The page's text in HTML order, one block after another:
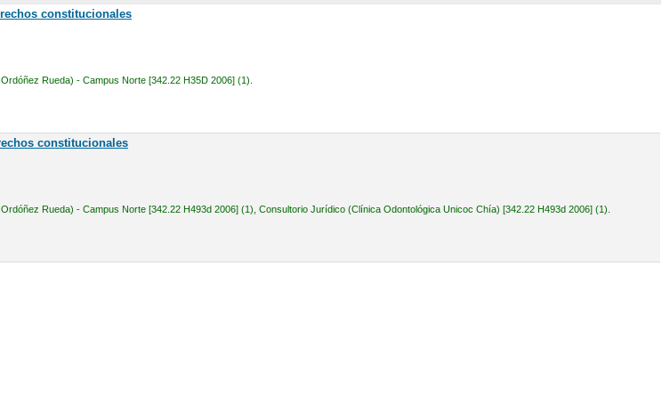
constitucionales
Rueda) - Campus Norte [342.22 H35D 2006] (1).
constitucionales
Rueda) - Campus Norte [342.22 H493d 2006] (1), Consultorio Jurídico (Clínica Odontológica Unicoc Chía) [342.22 H493d 2006] (1).